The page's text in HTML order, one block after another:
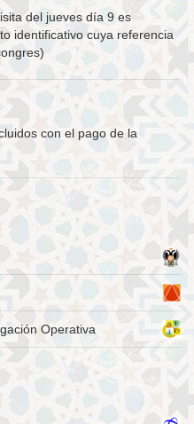
del jueves día 9 es
identificativo cuya referencia
con el pago de la
Operativa